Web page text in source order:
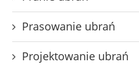
Prasowanie ubrań
Projektowanie ubrań